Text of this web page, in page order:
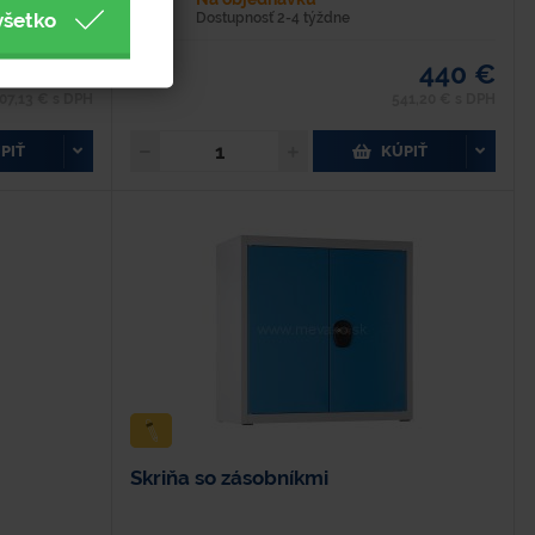
Dostupnosť 2-4 týždne
440 €
KÚPIŤ
Skriňa so zásobníkmi